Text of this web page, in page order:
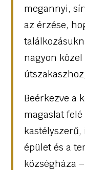
megannyi,
az érzése,
nagyon
Beérkezve a
magaslat
épület és a
községháza